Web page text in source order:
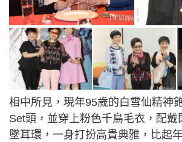
相中所見，現年95歲的白雪仙精神
Set頭，並穿上粉色千鳥毛衣，配戴
墜耳環，一身打扮高貴典雅，比起